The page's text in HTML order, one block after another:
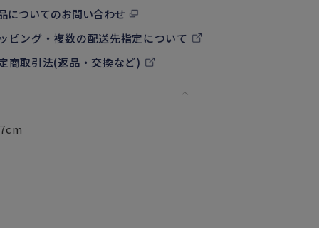
についてのお問い合わせ
ピング・複数の配送先指定について
商取引法(返品・交換など)